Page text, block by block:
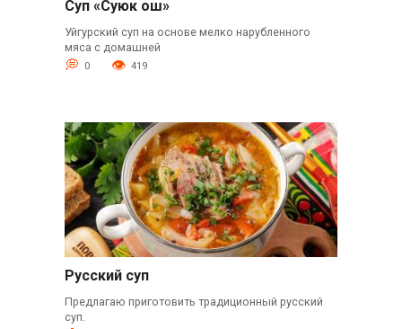
Суп «Суюк ош»
Уйгурский суп на основе мелко нарубленного
мяса с домашней
0 419
Русский суп
Предлагаю приготовить традиционный русский
суп.